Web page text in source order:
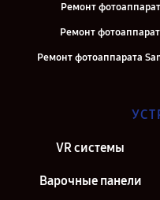
Ремонт
Ремонт
Ремонт фотоаппарата
VR системы
Варочные панели